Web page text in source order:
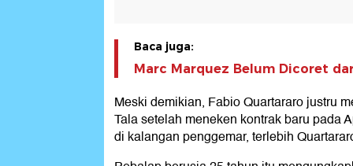
Baca juga:
Marc Marquez Belum Dicoret
Meski demikian, Fabio Quartararo justru
Tala setelah meneken kontrak baru pada
di kalangan penggemar, terlebih